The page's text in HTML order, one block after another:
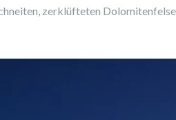
zerklüfteten